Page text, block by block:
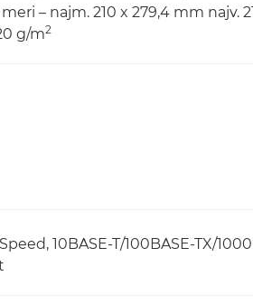
– najm. 210 x 279,4 mm najv.
g/m2
10BASE-T/100BASE-TX/